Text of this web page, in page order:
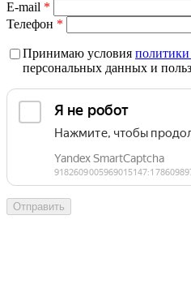
E-mail *
Телефон *
Принимаю условия политики
персональных данных и